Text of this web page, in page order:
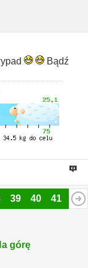
Bądź
39 40 41 42
górę